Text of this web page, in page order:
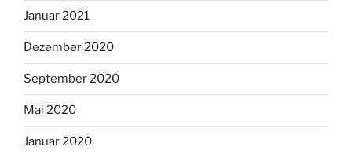
Januar 2021
Dezember 2020
September 2020
Mai 2020
Januar 2020